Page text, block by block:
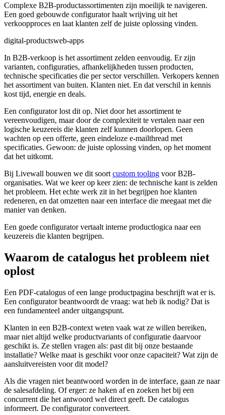
Complexe B2B-productassortimenten zijn moeilijk te navigeren.
Een goed gebouwde configurator haalt wrijving uit het
verkoopproces en laat klanten zelf de juiste oplossing vinden.
digital-productsweb-apps
In B2B-verkoop is het assortiment zelden eenvoudig. Er zijn
varianten, configuraties, afhankelijkheden tussen producten,
technische specificaties die per sector verschillen. Verkopers kennen
het assortiment van buiten. Klanten niet. En dat verschil in kennis
kost tijd, energie en deals.
Een configurator lost dit op. Niet door het assortiment te
vereenvoudigen, maar door de complexiteit te vertalen naar een
logische keuzereis die klanten zelf kunnen doorlopen. Geen
wachten op een offerte, geen eindeloze e-mailthread met
specificaties. Gewoon: de juiste oplossing vinden, op het moment
dat het uitkomt.
Bij Livewall bouwen we dit soort custom tooling voor B2B-
organisaties. Wat we keer op keer zien: de technische kant is zelden
het probleem. Het echte werk zit in het begrijpen hoe klanten
redeneren, en dat omzetten naar een interface die meegaat met die
manier van denken.
Een goede configurator vertaalt interne productlogica naar een
keuzereis die klanten begrijpen.
Waarom de catalogus het probleem niet
oplost
Een PDF-catalogus of een lange productpagina beschrijft wat er is.
Een configurator beantwoordt de vraag: wat heb ik nodig? Dat is
een fundamenteel ander uitgangspunt.
Klanten in een B2B-context weten vaak wat ze willen bereiken,
maar niet altijd welke productvariants of configuratie daarvoor
geschikt is. Ze stellen vragen als: past dit bij onze bestaande
installatie? Welke maat is geschikt voor onze capaciteit? Wat zijn de
aansluitvereisten voor dit model?
Als die vragen niet beantwoord worden in de interface, gaan ze naar
de salesafdeling. Of erger: ze haken af en zoeken het bij een
concurrent die het antwoord wel direct geeft. De catalogus
informeert. De configurator converteert.